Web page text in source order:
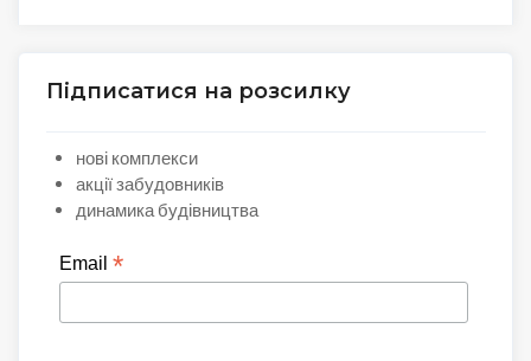
Підписатися на розсилку
нові комплекси
акції забудовників
динамика будівництва
Email *